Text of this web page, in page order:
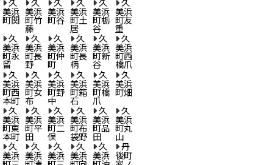
美浜
町関
美浜
町竹
藤
美浜
町谷
美浜
町土
居
美浜
町栃
谷
美浜
町友
重
久
美浜
町永
留
久
美浜
町長
野
久
美浜
町仲
町
久
美浜
町長
柄
久
美浜
町新
谷
久
美浜
町西
橋爪
久
美浜
町西
本町
久
美浜
町女
布
久
美浜
町野
中
久
美浜
町箱
石
久
美浜
町橋
爪
久
美浜
町畑
久
美浜
町東
本町
久
美浜
町平
田
久
美浜
町二
俣
久
美浜
町布
袋野
久
美浜
町品
田
久
美浜
町丸
山
久
美浜
久
美浜
久
美浜
久
美浜
久
美浜
丹
後町